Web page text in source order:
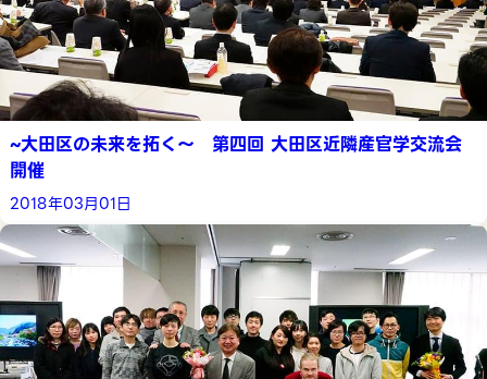
~大田区の未来を拓く～ 第四回 大田区近隣産官学交流会
開催
2018年03月01日